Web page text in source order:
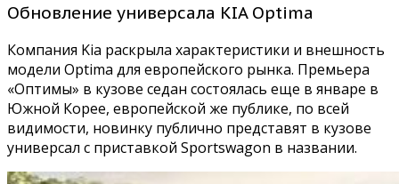
Обновление универсала KIA Optima
Компания Kia раскрыла характеристики и внешность
модели Optima для европейского рынка. Премьера
«Оптимы» в кузове седан состоялась еще в январе в
Южной Корее, европейской же публике, по всей
видимости, новинку публично представят в кузове
универсал с приставкой Sportswagon в названии.